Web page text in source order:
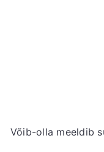
Võib-olla meeldib